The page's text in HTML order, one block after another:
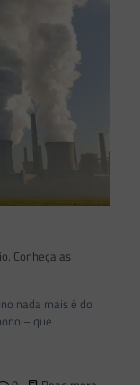
Conheça as
nada mais é do
– que